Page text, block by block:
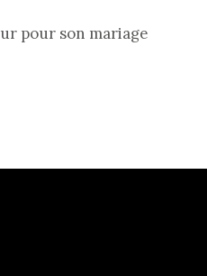
pour son mariage